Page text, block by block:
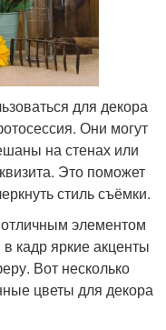
для декора
Они могут
на стенах или
Это поможет
стиль съёмки.
отличным элементом
кадр яркие акценты
Вот несколько
цветы для декора